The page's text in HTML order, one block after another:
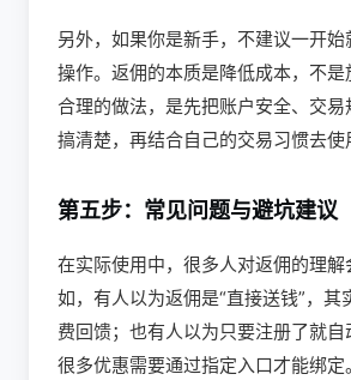
另外，如果你是新手，不建议一开
操作。返佣的本质是降低成本，不是
合理的做法，是先把账户安全、交易
搞清楚，再结合自己的交易习惯去使
第五步：常见问题与避坑建议
在实际使用中，很多人对返佣的理解
如，有人以为返佣是“直接送钱”，其
费回馈；也有人以为只要注册了就
很多优惠需要通过指定入口才能绑定。